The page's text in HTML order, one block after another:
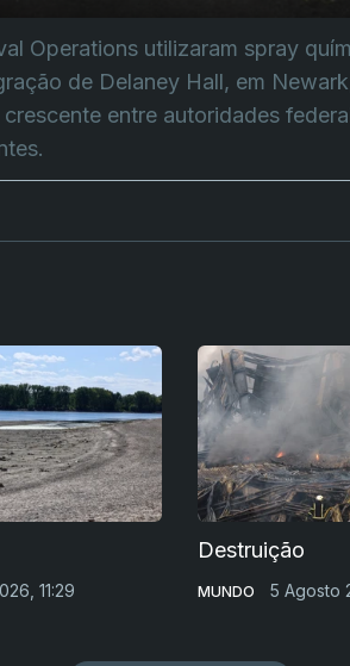
Operations utilizaram spray
de Delaney Hall, em
entre autoridades
11:29
Destruição
MUNDO 5 Agosto